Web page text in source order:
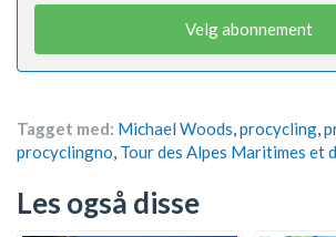
Velg abonnement
Tagget med: Michael Woods,procycling,
procyclingno, Tour des Alpes Maritimes et
Les også disse